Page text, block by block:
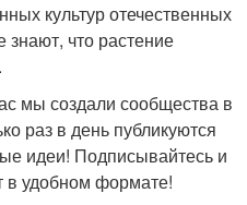
культур отечественных
что растение
мы создали сообщества в
раз в день публикуются
идеи! Подписывайтесь и
в удобном формате!